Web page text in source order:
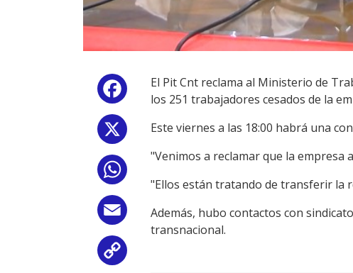
Facebook
Email
El Pit Cnt reclama al Ministerio de
los 251 trabajadores cesados de la
Este viernes a las 18:00 habrá una
"Venimos a reclamar que la empresa
"Ellos están tratando de transferir la
Además, hubo contactos con
transnacional.